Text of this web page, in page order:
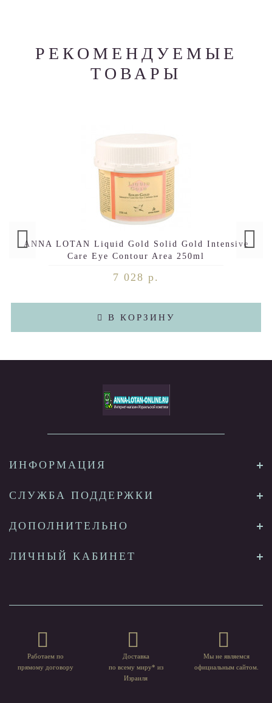
РЕКОМЕНДУЕМЫЕ
ТОВАРЫ
ANNA LOTAN Liquid Gold Solid Gold Intensive
Care Eye Contour Area 250ml
7 028 р.
В КОРЗИНУ
ИНФОРМАЦИЯ
СЛУЖБА ПОДДЕРЖКИ
ДОПОЛНИТЕЛЬНО
ЛИЧНЫЙ КАБИНЕТ
Работаем по
прямому договору
Доставка
по всему миру* из
Израиля
Мы не являемся
официальным сайтом.